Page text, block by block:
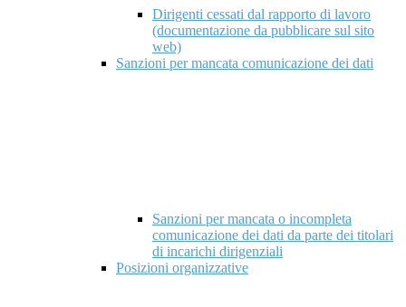
Dirigenti cessati dal rapporto di lavoro
(documentazione da pubblicare sul sito
web)
Sanzioni per mancata comunicazione dei dati
Sanzioni per mancata o incompleta
comunicazione dei dati da parte dei titolari
di incarichi dirigenziali
Posizioni organizzative